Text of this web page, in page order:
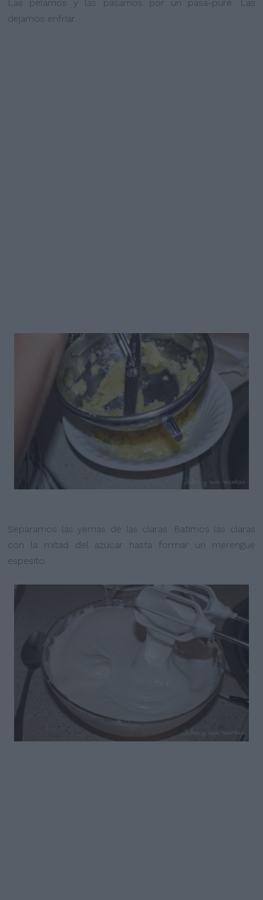
Las pelamos y las pasamos por un pasa-puré. Las
dejamos enfriar.
Separamos las yemas de las claras. Batimos las claras
con la mitad del azúcar hasta formar un merengue
espesito.